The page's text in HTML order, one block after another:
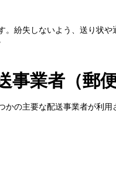
。紛失しないよう、送り状
事業者（郵
の主要な配送事業者が利